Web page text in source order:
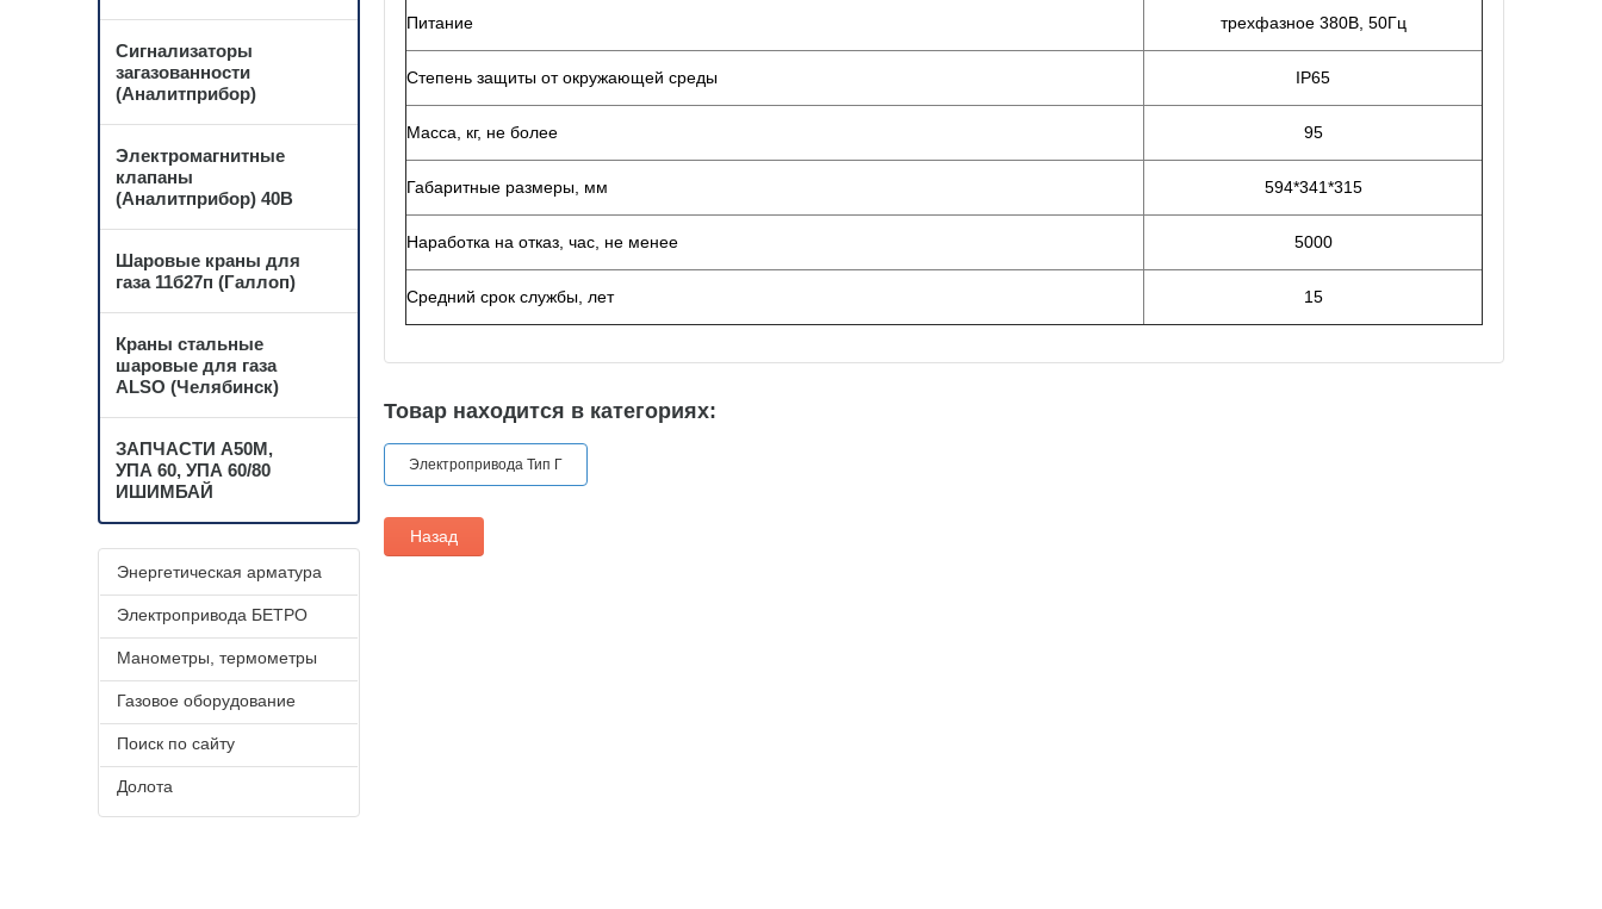
Питание трехфазное 380В, 50Гц
Степень защиты от окружающей среды IP65
Масса, кг, не более 95
Габаритные размеры, мм 594*341*315
Наработка на отказ, час, не менее 5000
Средний срок службы, лет 15
Товар находится в категориях:
Электропривода Тип Г
Назад
Сигнализаторы
загазованности
(Аналитприбор)
Электромагнитные
клапаны
(Аналитприбор) 40В
Шаровые краны для
газа 11б27п (Галлоп)
Краны стальные
шаровые для газа
ALSO (Челябинск)
ЗАПЧАСТИ А50М,
УПА 60, УПА 60/80
ИШИМБАЙ
Энергетическая арматура
Электропривода БЕТРО
Манометры, термометры
Газовое оборудование
Поиск по сайту
Долота